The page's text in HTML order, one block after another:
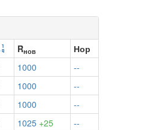
Rнов
Нор
1000
--
1000
--
1000
--
1025 +25
--